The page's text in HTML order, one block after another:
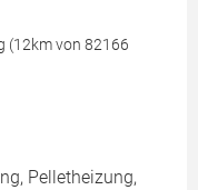
(12km von 82166
Pelletheizung,